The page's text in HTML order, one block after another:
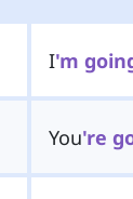
I'm
You're